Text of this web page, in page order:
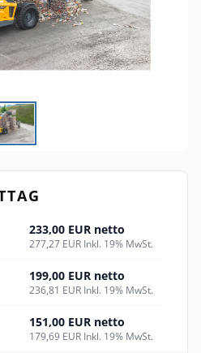
233,00 EUR netto
277,27 EUR Inkl. 19% MwSt.
199,00 EUR netto
236,81 EUR Inkl. 19% MwSt.
151,00 EUR netto
179,69 EUR Inkl. 19% MwSt.